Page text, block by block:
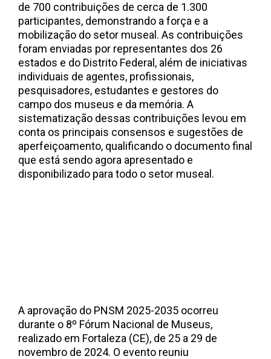
de 700 contribuições de cerca de 1.300
participantes, demonstrando a força e a
mobilização do setor museal. As contribuições
foram enviadas por representantes dos 26
estados e do Distrito Federal, além de iniciativas
individuais de agentes, profissionais,
pesquisadores, estudantes e gestores do
campo dos museus e da memória. A
sistematização dessas contribuições levou em
conta os principais consensos e sugestões de
aperfeiçoamento, qualificando o documento final
que está sendo agora apresentado e
disponibilizado para todo o setor museal.
A aprovação do PNSM 2025-2035 ocorreu
durante o 8º Fórum Nacional de Museus,
realizado em Fortaleza (CE), de 25 a 29 de
novembro de 2024. O evento reuniu